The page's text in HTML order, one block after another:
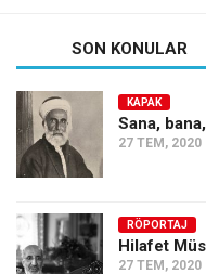
SON KONULAR
KAPAK
Sana,
27 TEM, 2020
RÖPORTAJ
Hilafet
27 TEM, 2020